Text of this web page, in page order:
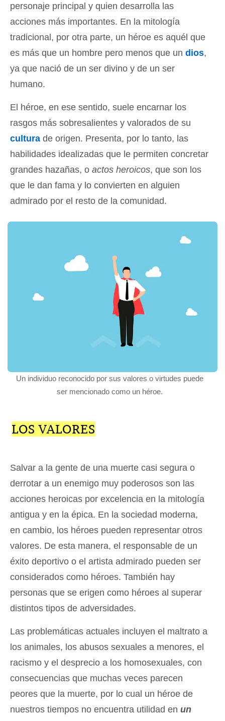
personaje principal y quien desarrolla las
acciones más importantes. En la mitología
tradicional, por otra parte, un héroe es aquél que
es más que un hombre pero menos que un dios,
ya que nació de un ser divino y de un ser
humano.
El héroe, en ese sentido, suele encarnar los
rasgos más sobresalientes y valorados de su
cultura de origen. Presenta, por lo tanto, las
habilidades idealizadas que le permiten concretar
grandes hazañas, o actos heroicos, que son los
que le dan fama y lo convierten en alguien
admirado por el resto de la comunidad.
Un individuo reconocido por sus valores o virtudes puede
ser mencionado como un héroe.
LOS VALORES
Salvar a la gente de una muerte casi segura o
derrotar a un enemigo muy poderosos son las
acciones heroicas por excelencia en la mitología
antigua y en la épica. En la sociedad moderna,
en cambio, los héroes pueden representar otros
valores. De esta manera, el responsable de un
éxito deportivo o el artista admirado pueden ser
considerados como héroes. También hay
personas que se erigen como héroes al superar
distintos tipos de adversidades.
Las problemáticas actuales incluyen el maltrato a
los animales, los abusos sexuales a menores, el
racismo y el desprecio a los homosexuales, con
consecuencias que muchas veces parecen
peores que la muerte, por lo cual un héroe de
nuestros tiempos no encuentra utilidad en un